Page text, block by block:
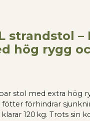
strandstol –
hög rygg
stol med extra hög
fötter förhindrar
120 kg. Trots sin